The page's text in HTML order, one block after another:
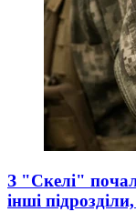
З "Скелі"
інші